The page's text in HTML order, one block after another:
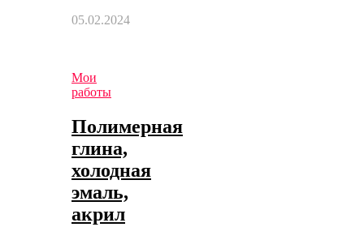
05.02.2024
Мои
работы
Полимерная
глина,
холодная
эмаль,
акрил